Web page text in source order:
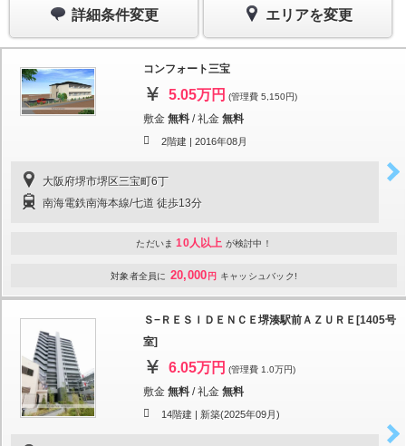
詳細条件変更 エリアを変更
コンフォート三宝
5.05万円 (管理費 5,150円)
敷金 無料 /礼金 無料
2階建 | 2016年08月
大阪府堺市堺区三宝町6丁
南海電鉄南海本線/七道 徒歩13分
ただいま 10人以上 が検討中！
対象者全員に 20,000 円 キャッシュバック!
Ｓ−ＲＥＳＩＤＥＮＣＥ堺湊駅前ＡＺＵＲＥ[1405号
室]
6.05万円 (管理費 1.0万円)
敷金 無料 /礼金 無料
14階建 | 新築(2025年09月)